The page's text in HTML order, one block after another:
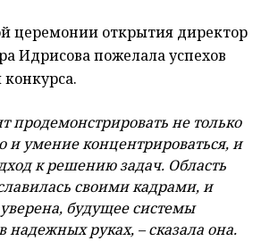
церемонии открытия директор
Идрисова пожелала успехов
продемонстрировать не только
и умение концентрироваться, и
к решению задач. Область
своими кадрами, и
будущее системы
надежных руках, – сказала она.